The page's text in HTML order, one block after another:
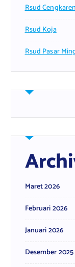
Rsud
Rsud Koja
Rsud Pasar
Maret 2026
Februari 2026
Januari 2026
Desember 2025